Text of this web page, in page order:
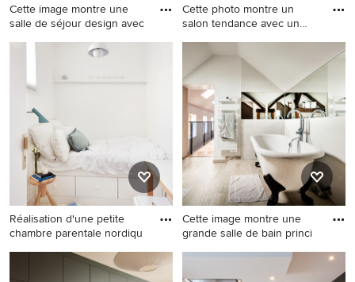
Cette image montre une
salle de séjour design avec
Cette image montre une
un mur blanc et un sol en
Cette photo montre un
salon tendance avec un
Cette photo montre un salon
tendance avec un mur blanc,
parquet clair, aucune
cheminée, un téléviseur fixé
au mur et un sol beige.
Réalisation d'une petite
chambre parentale nordiqu
Réalisation d'une petite
chambre parentale nordique
Cette image montre une
grande salle de bain princi
Cette image montre une
grande salle de bain